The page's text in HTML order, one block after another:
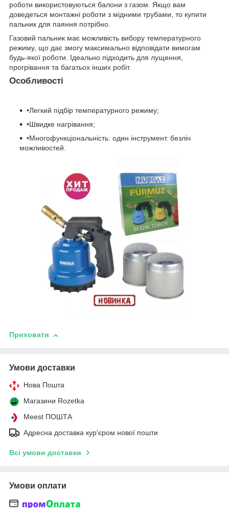
роботи використовуються балони з газом. Якщо вам
доведеться монтажні роботи з мідними трубами, то купити
пальник для паяння потрібно.
Газовий пальник має можливість вибору температурного
режиму, що дає змогу максимально відповідати вимогам
будь-якої роботи. Ідеально підходить для лущення,
прогрівання та багатьох інших робіт.
Особливості
•Легкий підбір температурного режиму;
•Швидке нагрівання;
•Многофункціональність: один інструмент. безліч
можливостей.
Приховати
Умови доставки
Нова Пошта
Магазини Rozetka
Meest ПОШТА
Адресна доставка кур'єром нової пошти
Всі умови доставки
Умови оплати